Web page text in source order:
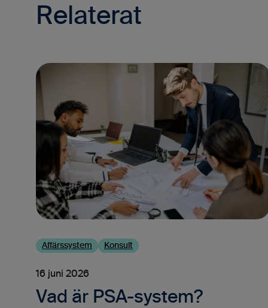
Relaterat
Affärssystem Konsult
16 juni 2026
Vad är PSA-system?